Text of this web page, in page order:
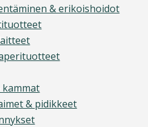
& erikoishoidot
& pidikkeet